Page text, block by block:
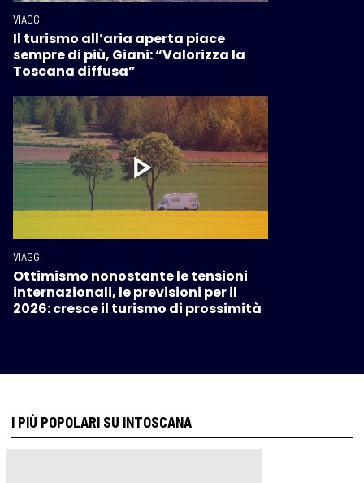
VIAGGI
Il turismo all’aria aperta piace
sempre di più, Giani: “Valorizza la
Toscana diffusa”
VIAGGI
Ottimismo nonostante le tensioni
internazionali, le previsioni per il
2026: cresce il turismo di prossimità
I PIÙ POPOLARI SU INTOSCANA